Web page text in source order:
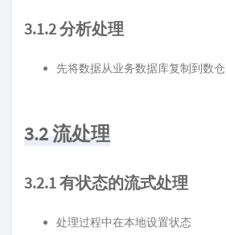
3.1.2 分析处理
先将数据从业务数据库复制到数
3.2 流处理
3.2.1 有状态的流式处理
处理过程中在本地设置状态